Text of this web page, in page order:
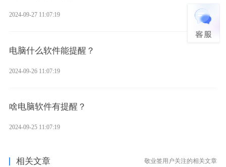
2024-09-27 11:07:19
电脑什么软件能提醒？
2024-09-26 11:07:19
啥电脑软件有提醒？
2024-09-25 11:07:19
相关文章 敬业签用户关注的相关文章